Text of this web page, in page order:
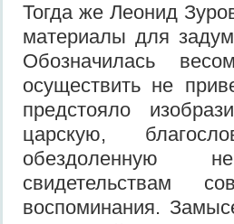
Тогда же Леонид
материалы для
Обозначилась
осуществить не
предстояло
царскую,
обездоленную
свидетельствам
воспоминания.